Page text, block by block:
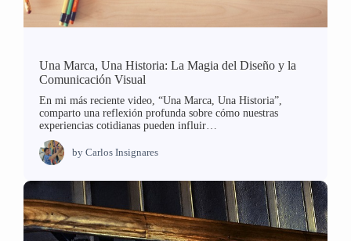
Una Marca, Una Historia: La Magia del Diseño y la
Comunicación Visual
En mi más reciente video, “Una Marca, Una Historia”,
comparto una reflexión profunda sobre cómo nuestras
experiencias cotidianas pueden influir…
by Carlos Insignares